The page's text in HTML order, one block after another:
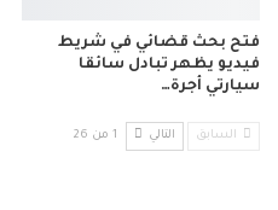
فتح بحث قضائي في شريط
فيديو يظهر تبادل سائقا
سيارتي أجرة…
السابق التالي 1 من 26